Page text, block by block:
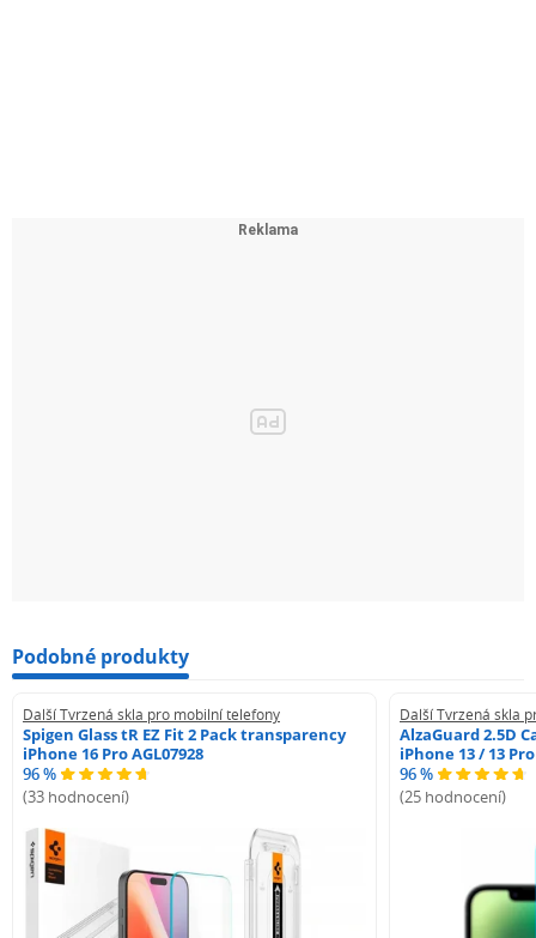
Podobné produkty
Další Tvrzená skla pro mobilní telefony
Spigen Glass tR EZ Fit 2 Pack transparency
iPhone 16 Pro AGL07928
96 %
(33 hodnocení)
Další Tvrzená skla
AlzaGuard 2.5D
iPhone 13 / 13 Pro
96 %
(25 hodnocení)